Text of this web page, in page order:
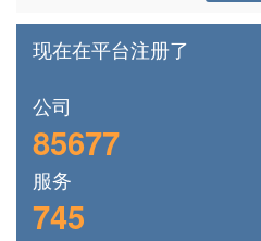
现在在平台注册了
公司
85677
服务
745